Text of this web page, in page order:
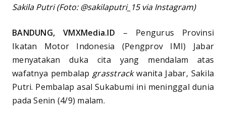
Sakila Putri (Foto: @sakilaputri_15 via Instagram)
BANDUNG, VMXMedia.ID – Pengurus Provinsi
Ikatan Motor Indonesia (Pengprov IMI) Jabar
menyatakan duka cita yang mendalam atas
wafatnya pembalap grasstrackwanita Jabar, Sakila
Putri. Pembalap asal Sukabumi ini meninggal dunia
pada Senin (4/9) malam.